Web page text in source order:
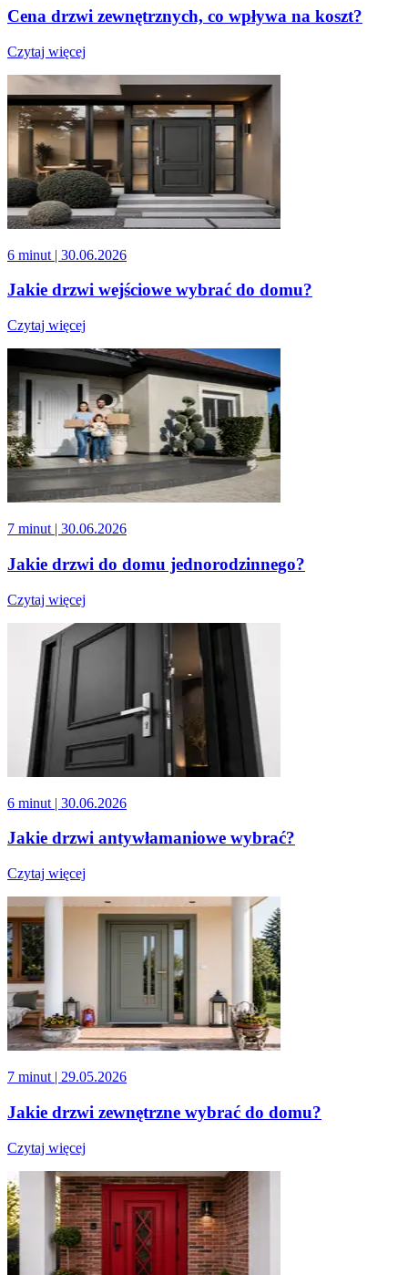
Cena drzwi zewnętrznych, co wpływa na koszt?
Czytaj więcej
6 minut | 30.06.2026
Jakie drzwi wejściowe wybrać do domu?
Czytaj więcej
7 minut | 30.06.2026
Jakie drzwi do domu jednorodzinnego?
Czytaj więcej
6 minut | 30.06.2026
Jakie drzwi antywłamaniowe wybrać?
Czytaj więcej
7 minut | 29.05.2026
Jakie drzwi zewnętrzne wybrać do domu?
Czytaj więcej